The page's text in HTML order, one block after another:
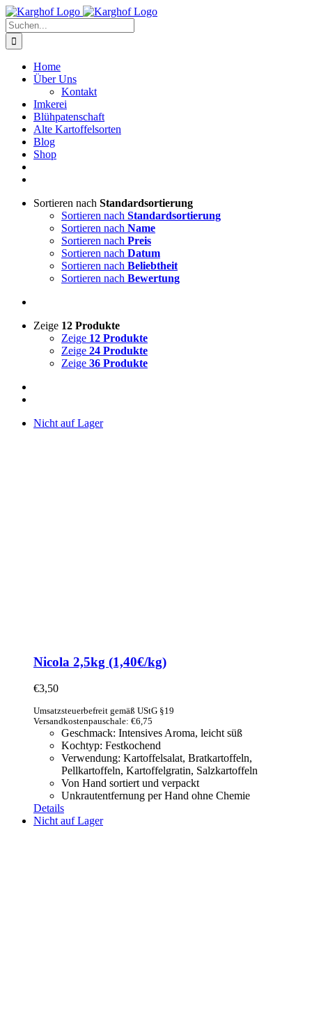
Zum
Inhalt
springen
Instagram
Facebook
Suche
nach:
Home
Über Uns
Kontakt
Imkerei
Blühpatenschaft
Alte Kartoffelsorten
Blog
Shop
Sortieren nach Standardsortierung
Sortieren nach Standardsortierung
Sortieren nach Name
Sortieren nach Preis
Sortieren nach Datum
Sortieren nach Beliebtheit
Sortieren nach Bewertung
Zeige 12 Produkte
Zeige 12 Produkte
Zeige 24 Produkte
Zeige 36 Produkte
Nicht auf Lager
Nicola 2,5kg (1,40€/kg)
€3,50
Umsatzsteuerbefreit gemäß UStG §19
Versandkostenpauschale: €6,75
Geschmack: Intensives Aroma, leicht süß
Kochtyp: Festkochend
Verwendung: Kartoffelsalat, Bratkartoffeln,
Pellkartoffeln, Kartoffelgratin, Salzkartoffeln
Von Hand sortiert und verpackt
Unkrautentfernung per Hand ohne Chemie
Details
Nicht auf Lager